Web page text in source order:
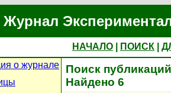
Журнал
НАЧАЛО ПОИСК
о журнале
Поиск
Найдено 6